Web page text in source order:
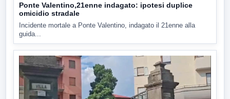
Ponte Valentino,21enne indagato: ipotesi duplice
omicidio stradale
Incidente mortale a Ponte Valentino, indagato il 21enne alla
guida...